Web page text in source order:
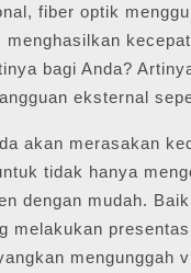
fiber optik
menghasilkan
bagi Anda?
eksternal
akan merasakan
tidak hanya
dengan mudah.
melakukan
mengunggah